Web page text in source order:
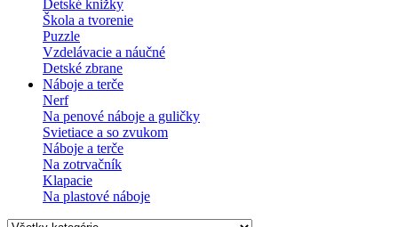
Detské knižky
Škola a tvorenie
Puzzle
Vzdelávacie a náučné
Detské zbrane
Náboje a terče
Nerf
Na penové náboje a guličky
Svietiace a so zvukom
Náboje a terče
Na zotrvačník
Klapacie
Na plastové náboje